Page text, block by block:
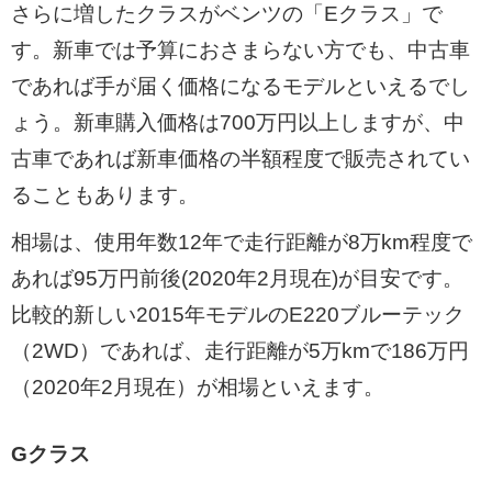
さらに増したクラスがベンツの「Eクラス」で
す。新車では予算におさまらない方でも、中古車
であれば手が届く価格になるモデルといえるでし
ょう。新車購入価格は700万円以上しますが、中
古車であれば新車価格の半額程度で販売されてい
ることもあります。
相場は、使用年数12年で走行距離が8万km程度で
あれば95万円前後(2020年2月現在)が目安です。
比較的新しい2015年モデルのE220ブルーテック
（2WD）であれば、走行距離が5万kmで186万円
（2020年2月現在）が相場といえます。
Gクラス